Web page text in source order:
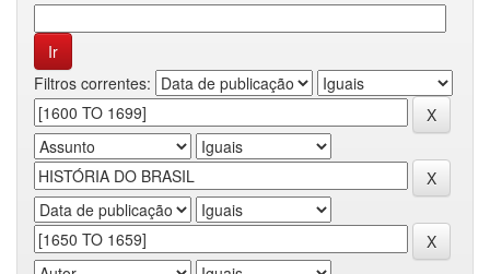
Filtros correntes: